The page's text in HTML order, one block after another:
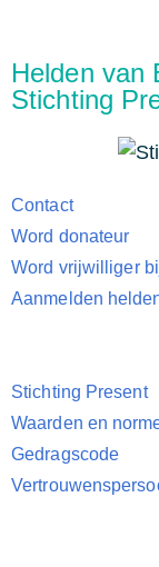
Helden van
Stichting
Contact
Word donateur
Word vrijwilliger
Aanmelden
Stichting Present
Waarden en
Gedragscode